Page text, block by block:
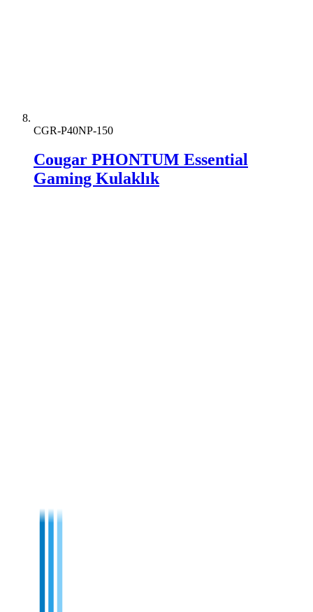
CGR-P40NP-150
Cougar PHONTUM Essential
Gaming Kulaklık